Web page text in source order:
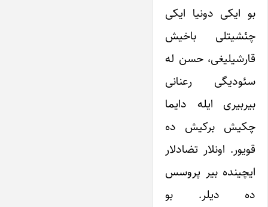
بو ایکی دونیا ایکی
چئشیتلی باخیش
قارشیلیغی، حسن له
سئودیگی رعنانی
بیربیری ایله دایما
چکیش برکیش ده
قویور. اونلار تضادلار
ایچینده بیر پروسس
ده دیلر. بو